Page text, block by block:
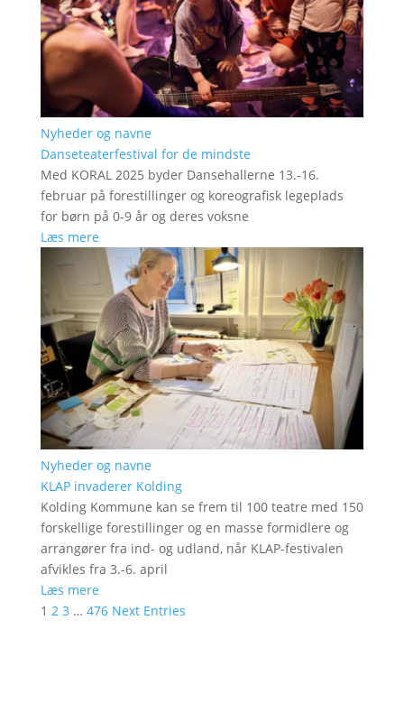
Nyheder og navne
Danseteaterfestival for de mindste
Med KORAL 2025 byder Dansehallerne 13.-16.
februar på forestillinger og koreografisk legeplads
for børn på 0-9 år og deres voksne
Læs mere
Nyheder og navne
KLAP invaderer Kolding
Kolding Kommune kan se frem til 100 teatre med 150
forskellige forestillinger og en masse formidlere og
arrangører fra ind- og udland, når KLAP-festivalen
afvikles fra 3.-6. april
Læs mere
1 2 3 … 476 Next Entries